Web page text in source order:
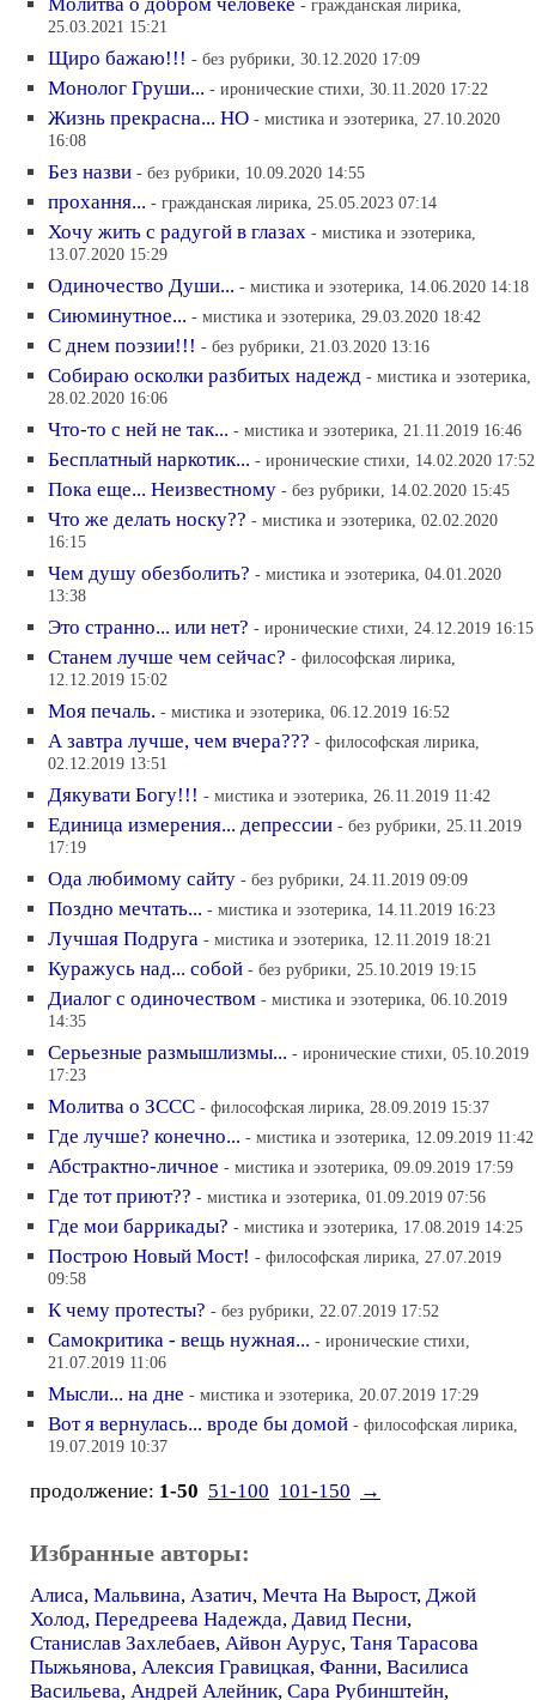
- гражданская лирика,
25.03.2021 15:21
Щиро бажаю!!! - без рубрики, 30.12.2020 17:09
Монолог Груши... - иронические стихи, 30.11.2020 17:22
Жизнь прекрасна... НО - мистика и эзотерика, 27.10.2020
16:08
Без назви - без рубрики, 10.09.2020 14:55
прохання... - гражданская лирика, 25.05.2023 07:14
Хочу жить с радугой в глазах - мистика и эзотерика,
13.07.2020 15:29
Одиночество Души... - мистика и эзотерика, 14.06.2020 14:18
Сиюминутное... - мистика и эзотерика, 29.03.2020 18:42
С днем поэзии!!! - без рубрики, 21.03.2020 13:16
Собираю осколки разбитых надежд - мистика и эзотерика,
28.02.2020 16:06
Что-то с ней не так... - мистика и эзотерика, 21.11.2019 16:46
Бесплатный наркотик... - иронические стихи, 14.02.2020 17:52
Пока еще... Неизвестному - без рубрики, 14.02.2020 15:45
Что же делать носку?? - мистика и эзотерика, 02.02.2020
16:15
Чем душу обезболить? - мистика и эзотерика, 04.01.2020
13:38
Это странно... или нет? - иронические стихи, 24.12.2019 16:15
Станем лучше чем сейчас? - философская лирика,
12.12.2019 15:02
Моя печаль. - мистика и эзотерика, 06.12.2019 16:52
А завтра лучше, чем вчера??? - философская лирика,
02.12.2019 13:51
Дякувати Богу!!! - мистика и эзотерика, 26.11.2019 11:42
Единица измерения... депрессии - без рубрики, 25.11.2019
17:19
Ода любимому сайту - без рубрики, 24.11.2019 09:09
Поздно мечтать... - мистика и эзотерика, 14.11.2019 16:23
Лучшая Подруга - мистика и эзотерика, 12.11.2019 18:21
Куражусь над... собой - без рубрики, 25.10.2019 19:15
Диалог с одиночеством - мистика и эзотерика, 06.10.2019
14:35
Серьезные размышлизмы... - иронические стихи, 05.10.2019
17:23
Молитва о ЗССС - философская лирика, 28.09.2019 15:37
Где лучше? конечно... - мистика и эзотерика, 12.09.2019 11:42
Абстрактно-личное - мистика и эзотерика, 09.09.2019 17:59
Где тот приют?? - мистика и эзотерика, 01.09.2019 07:56
Где мои баррикады? - мистика и эзотерика, 17.08.2019 14:25
Построю Новый Мост! - философская лирика, 27.07.2019
09:58
К чему протесты? - без рубрики, 22.07.2019 17:52
Самокритика - вещь нужная... - иронические стихи,
21.07.2019 11:06
Мысли... на дне - мистика и эзотерика, 20.07.2019 17:29
Вот я вернулась... вроде бы домой - философская лирика,
19.07.2019 10:37
продолжение: 1-50 51-100 101-150 →
Избранные авторы:
Алиса, Мальвина, Азатич, Мечта На Вырост, Джой
Холод, Передреева Надежда, Давид Песни,
Станислав Захлебаев, Айвон Аурус, Таня Тарасова
Пыжьянова, Алексия Гравицкая, Фанни, Василиса
Васильева, Андрей Алейник, Сара Рубинштейн,